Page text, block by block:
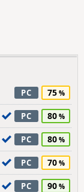
PC 75
PC 80
PC 80
PC 70
PC 90